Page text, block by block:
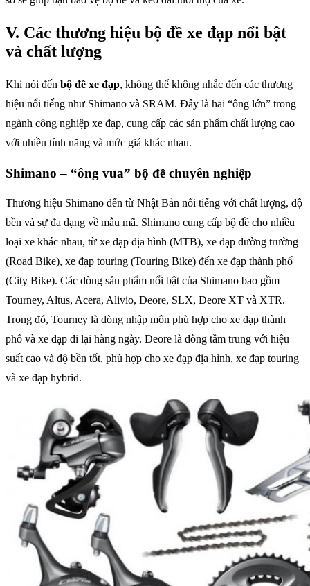
V. Các thương hiệu bộ đề xe đạp nổi bật
và chất lượng
Khi nói đến bộ đề xe đạp, không thể không nhắc đến các thương
hiệu nổi tiếng như Shimano và SRAM. Đây là hai “ông lớn” trong
ngành công nghiệp xe đạp, cung cấp các sản phẩm chất lượng cao
với nhiều tính năng và mức giá khác nhau.
Shimano – “ông vua” bộ đề chuyên nghiệp
Thương hiệu Shimano đến từ Nhật Bản nổi tiếng với chất lượng, độ
bền và sự đa dạng về mẫu mã. Shimano cung cấp bộ đề cho nhiều
loại xe khác nhau, từ xe đạp địa hình (MTB), xe đạp đường trường
(Road Bike), xe đạp touring (Touring Bike) đến xe đạp thành phố
(City Bike). Các dòng sản phẩm nổi bật của Shimano bao gồm
Tourney, Altus, Acera, Alivio, Deore, SLX, Deore XT và XTR.
Trong đó, Tourney là dòng nhập môn phù hợp cho xe đạp thành
phố và xe đạp đi lại hàng ngày. Deore là dòng tầm trung với hiệu
suất cao và độ bền tốt, phù hợp cho xe đạp địa hình, xe đạp touring
và xe đạp hybrid.